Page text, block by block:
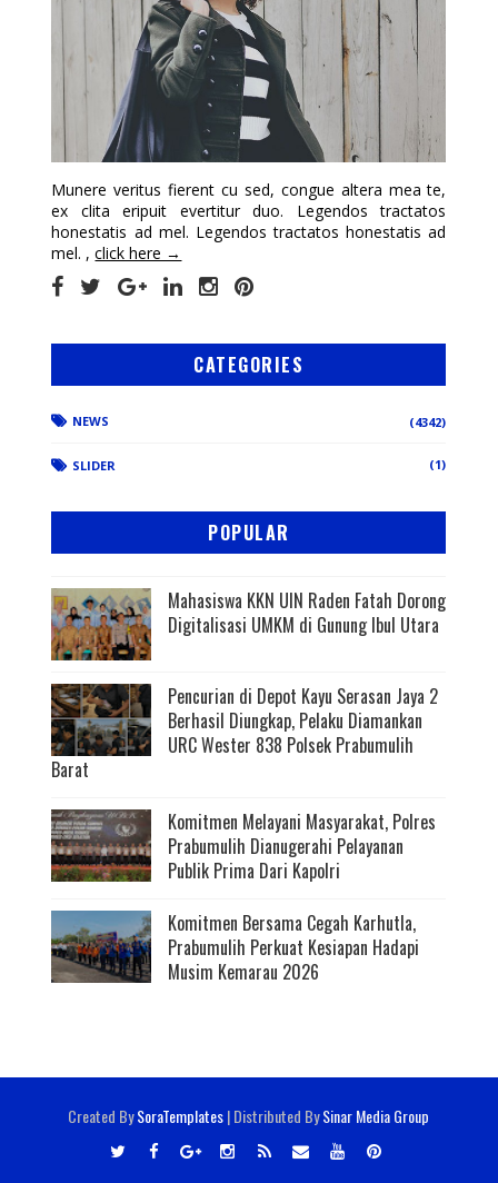
Munere veritus fierent cu sed, congue altera mea te,
ex clita eripuit evertitur duo. Legendos tractatos
honestatis ad mel. Legendos tractatos honestatis ad
mel. ,click here →
CATEGORIES
NEWS (4342)
SLIDER (1)
POPULAR
Mahasiswa KKN UIN Raden Fatah Dorong
Digitalisasi UMKM di Gunung Ibul Utara
Pencurian di Depot Kayu Serasan Jaya 2
Berhasil Diungkap, Pelaku Diamankan
URC Wester 838 Polsek Prabumulih
Barat
Komitmen Melayani Masyarakat, Polres
Prabumulih Dianugerahi Pelayanan
Publik Prima Dari Kapolri
Komitmen Bersama Cegah Karhutla,
Prabumulih Perkuat Kesiapan Hadapi
Musim Kemarau 2026
Created BySoraTemplates| Distributed BySinar Media Group